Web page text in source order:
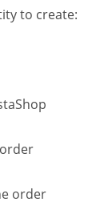
to create:
order